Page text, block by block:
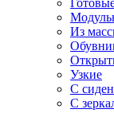
Из
Узкие
С
С